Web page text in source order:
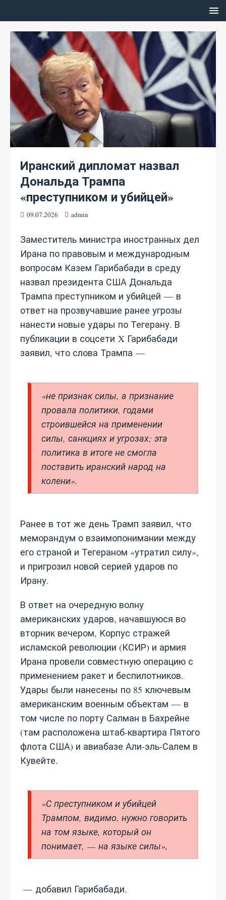
Иранский дипломат назвал
Дональда Трампа
«преступником и убийцей»
09.07.2026 admin
Заместитель министра иностранных дел
Ирана по правовым и международным
вопросам Казем Гарибабади в среду
назвал президента США Дональда
Трампа преступником и убийцей — в
ответ на прозвучавшие ранее угрозы
нанести новые удары по Тегерану. В
публикации в соцсети X Гарибабади
заявил, что слова Трампа —
«не признак силы, а признание
провала политики, годами
строившейся на применении
силы, санкциях и угрозах; эта
политика в итоге не смогла
поставить иранский народ на
колени».
Ранее в тот же день Трамп заявил, что
меморандум о взаимопонимании между
его страной и Тегераном «утратил силу»,
и пригрозил новой серией ударов по
Ирану.
В ответ на очередную волну
американских ударов, начавшуюся во
вторник вечером, Корпус стражей
исламской революции (КСИР) и армия
Ирана провели совместную операцию с
применением ракет и беспилотников.
Удары были нанесены по 85 ключевым
американским военным объектам — в
том числе по порту Салман в Бахрейне
(там расположена штаб‑квартира Пятого
флота США) и авиабазе Али‑эль‑Салем в
Кувейте.
«С преступником и убийцей
Трампом, видимо, нужно говорить
на том языке, который он
понимает, — на языке силы»,
— добавил Гарибабади.